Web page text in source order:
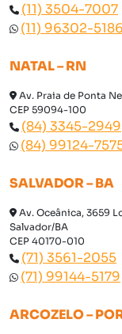
(11) 3504-7007
(11) 96302-5186
NATAL – RN
Av. Praia de Ponta
CEP 59094-100
(84) 3345-2949
(84) 99124-
SALVADOR – BA
Av. Oceânica, 3659
Salvador/BA
CEP 40170-010
(71) 3561-2055
(71) 99144-5179
ARCOZELO –